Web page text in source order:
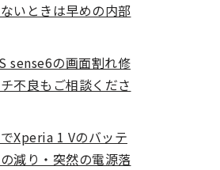
いときは早めの内部
sense6の画面割れ修
不良もご相談くださ
Xperia 1 Vのバッテ
減り・突然の電源落